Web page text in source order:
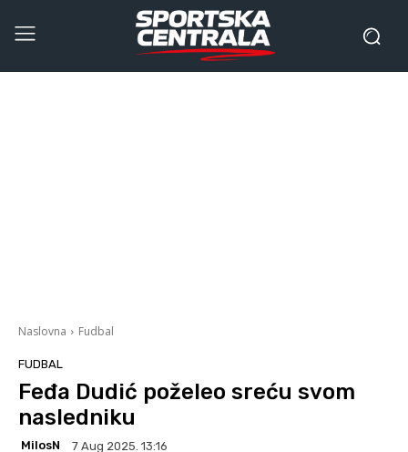
Naslovna Fudbal
FUDBAL
Feđa Dudić poželeo sreću svom
nasledniku
MilosN 7 Aug 2025. 13:16